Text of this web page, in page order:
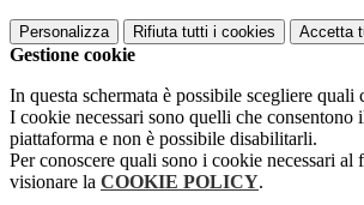
Personalizza Rifiuta tutti i cookies Accetta
Gestione cookie
In questa schermata è possibile scegliere quali
I cookie necessari sono quelli che consentono
piattaforma e non è possibile disabilitarli.
Per conoscere quali sono i cookie necessari al
visionare la COOKIE POLICY.